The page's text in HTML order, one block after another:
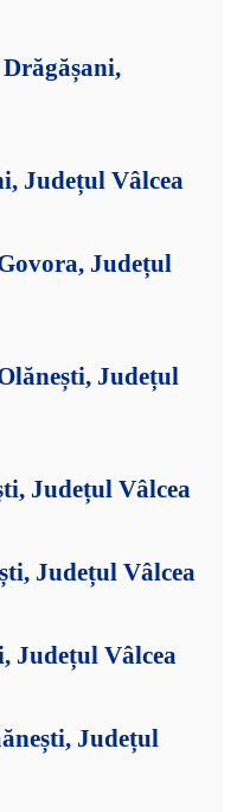
Județul Vâlcea
Județul
Județul
Județul Vâlcea
Județul Vâlcea
Județul Vâlcea
Județul